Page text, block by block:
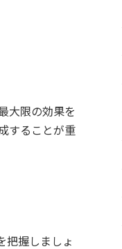
大限の効果を
することが重
把握しましょ